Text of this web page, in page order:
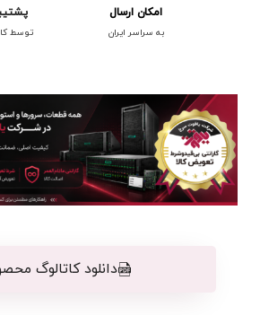
امکان ارسال
به سراسر ایران توسط
دانلود کاتالوگ